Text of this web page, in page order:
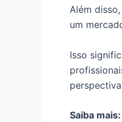
Além
um
Isso
Saiba mais: